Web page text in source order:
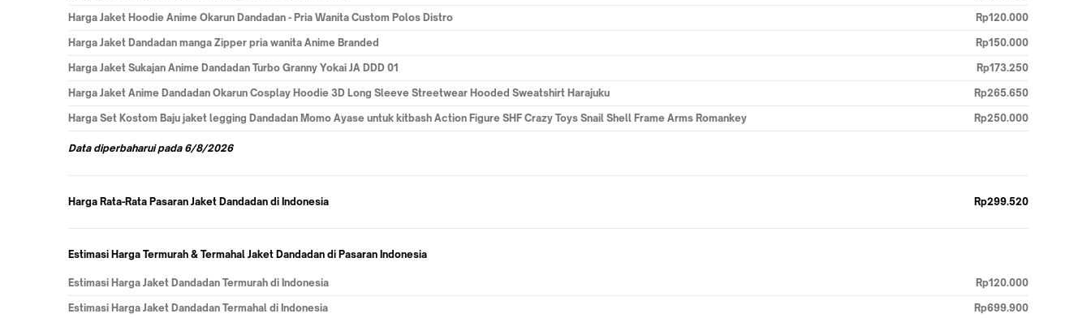
Harga Jaket Hoodie Anime Okarun Dandadan - Pria Wanita Custom Polos Distro Rp120.000
Harga Jaket Dandadan manga Zipper pria wanita Anime Branded Rp150.000
Harga Jaket Sukajan Anime Dandadan Turbo Granny Yokai JA DDD 01 Rp173.250
Harga Jaket Anime Dandadan Okarun Cosplay Hoodie 3D Long Sleeve Streetwear Hooded Sweatshirt Harajuku Rp265.650
Harga Set Kostom Baju jaket legging Dandadan Momo Ayase untuk kitbash Action Figure SHF Crazy Toys Snail Shell Frame Arms Romankey Rp250.000
Data diperbaharui pada 6/8/2026
Harga Rata-Rata Pasaran Jaket Dandadan di Indonesia Rp299.520
Estimasi Harga Termurah & Termahal Jaket Dandadan di Pasaran Indonesia
Estimasi Harga Jaket Dandadan Termurah di Indonesia Rp120.000
Estimasi Harga Jaket Dandadan Termahal di Indonesia Rp699.900